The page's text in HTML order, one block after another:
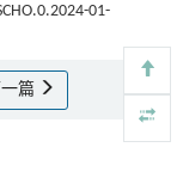
01-
一篇